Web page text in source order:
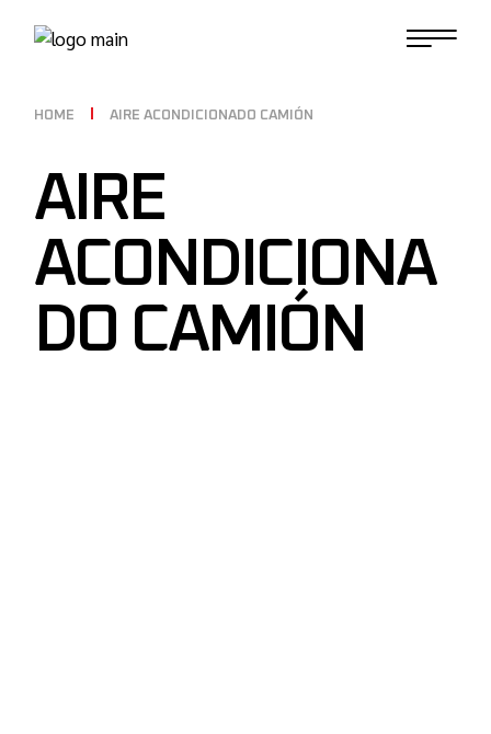
HOME AIRE ACONDICIONADO CAMIÓN
AIRE
ACONDICIONA
DO CAMIÓN